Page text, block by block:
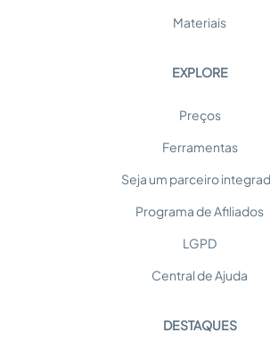
Materiais
EXPLORE
Preços
Ferramentas
Seja um parceiro
Programa de Afiliados
LGPD
Central de Ajuda
DESTAQUES